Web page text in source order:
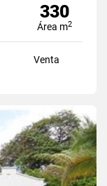
330
Área m2
Venta